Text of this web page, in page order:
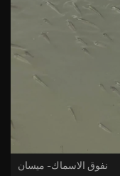
نفوق الاسماك- ميسان